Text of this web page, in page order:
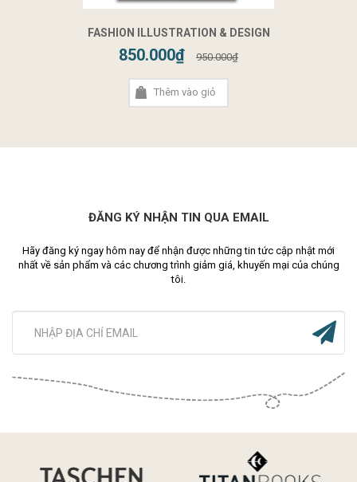
FASHION ILLUSTRATION & DESIGN
850.000₫ 950.000₫
Thêm vào giỏ
ĐĂNG KÝ NHẬN TIN QUA EMAIL
Hãy đăng ký ngay hôm nay để nhận được những tin tức cập nhật mới
nhất về sản phẩm và các chương trình giảm giá, khuyến mại của chúng
tôi.